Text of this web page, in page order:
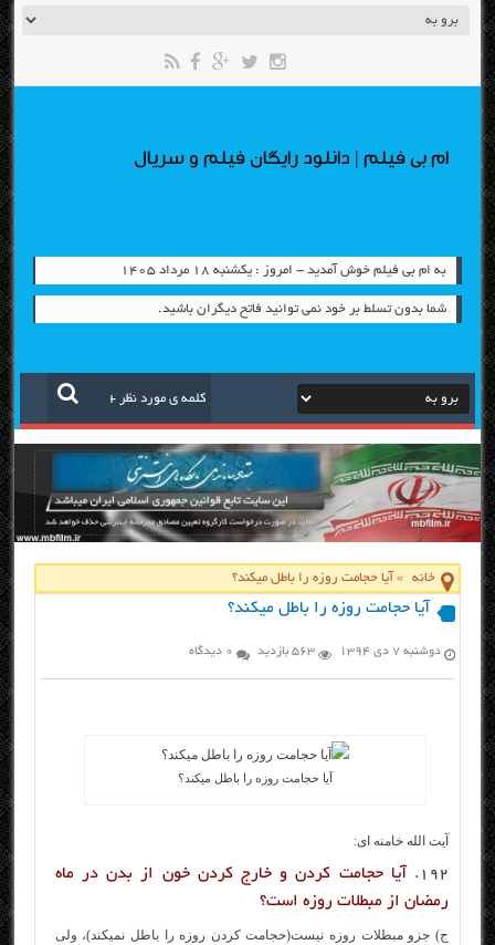
ام بی فیلم | دانلود رایگان فیلم و سریال
به ام بی فیلم خوش آمدید - امروز : یکشنبه ۱۸ مرداد ۱۴۰۵
شما بدون تسلط بر خود نمی توانید فاتح دیگران باشید.
خانه » آیا حجامت روزه را باطل میکند؟
آیا حجامت روزه را باطل میکند؟
دوشنبه ۷ دی ۱۳۹۴ 563 بازدید 0 دیدگاه
آیا حجامت روزه را باطل میکند؟
آیت الله خامنه ای:
۱۹۲.
آیا حجامت کردن و خارج کردن خون از بدن در ماه
رمضان از مبطلات روزه است؟
ج) جزو مبطلات روزه نیست(حجامت کردن روزه را باطل نمیکند)، ولی